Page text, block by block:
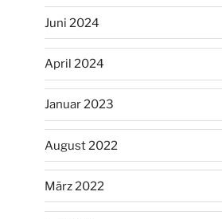
Juni 2024
April 2024
Januar 2023
August 2022
März 2022